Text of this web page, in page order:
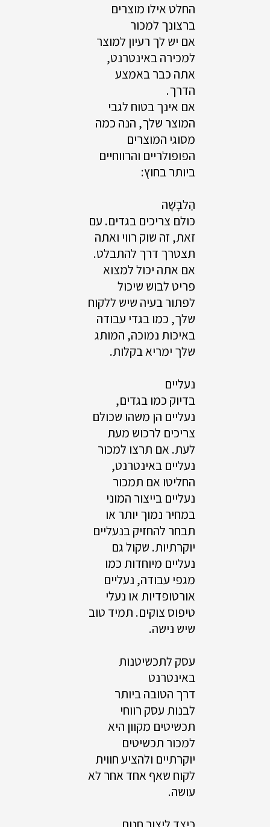
החלט אילו מוצרים
ברצונך למכור
אם יש לך רעיון למוצר
למכירה באינטרנט,
אתה כבר באמצע
הדרך.
אם אינך בטוח לגבי
המוצר שלך, הנה כמה
מסוגי המוצרים
הפופולריים והרווחיים
ביותר בחוץ:
הַלבָּשָׁה
כולם צריכים בגדים. עם
זאת, זה שוק רווי ואתה
תצטרך דרך להתבלט.
אם אתה יכול למצוא
פריט לבוש שיכול
לפתור בעיה שיש ללקוח
שלך, כמו בגדי עבודה
באיכות נמוכה, המותג
שלך ימריא בקלות.
נעליים
בדיוק כמו בגדים,
נעליים הן משהו שכולם
צריכים לרכוש מעת
לעת. אם תרצו למכור
נעליים באינטרנט,
החליטו אם תמכור
נעליים בייצור המוני
במחיר נמוך יותר או
תבחר להחזיק בנעליים
יוקרתיות. שקול גם
נעליים מיוחדות כמו
מגפי עבודה, נעליים
אורטופדיות או נעלי
טיפוס צוקים. תמיד טוב
שיש נישה.
עסק לתכשיטנות
באינטרנט
דרך הטובה ביותר
לבנות עסק רווחי
תכשיטים מקוון היא
למכור תכשיטים
יוקרתיים ולהציע חווית
לקוח שאף אחד אחר לא
עושה.